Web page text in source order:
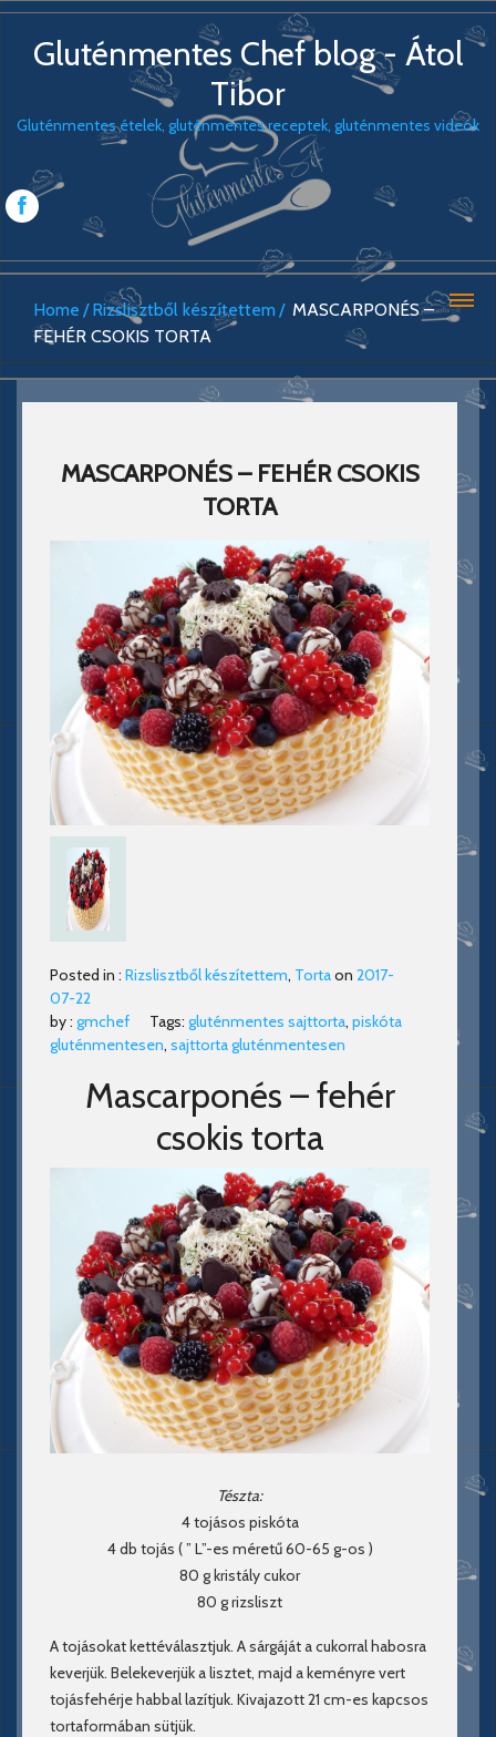
Gluténmentes Chef blog - Átol
Tibor
Gluténmentes ételek, gluténmentes receptek, gluténmentes videók
Home Rizslisztből készítettem
MASCARPONÉS –
FEHÉR CSOKIS TORTA
MASCARPONÉS – FEHÉR CSOKIS
TORTA
Posted in : Rizslisztből készítettem, Tortaon 2017-
07-22
by : gmchef Tags: gluténmentes sajttorta, piskóta
gluténmentesen, sajttorta gluténmentesen
Mascarponés – fehér
csokis torta
Tészta:
4 tojásos piskóta
4 db tojás ( ” L”-es méretű 60-65 g-os )
80 g kristály cukor
80 g rizsliszt
A tojásokat kettéválasztjuk. A sárgáját a cukorral habosra
keverjük. Belekeverjük a lisztet, majd a keményre vert
tojásfehérje habbal lazítjuk. Kivajazott 21 cm-es kapcsos
tortaformában sütjük.